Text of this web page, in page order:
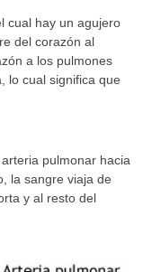
cual hay un agujero
del corazón al
a los pulmones
lo cual significa que
pulmonar hacia
la sangre viaja de
y al resto del